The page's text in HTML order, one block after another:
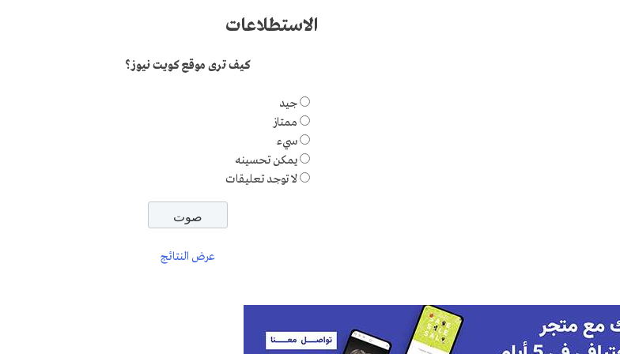
الاستطلاعات
كيف ترى موقع كويت نيوز؟
جيد
ممتاز
سيء
يمكن تحسينه
لا توجد تعليقات
عرض النتائج